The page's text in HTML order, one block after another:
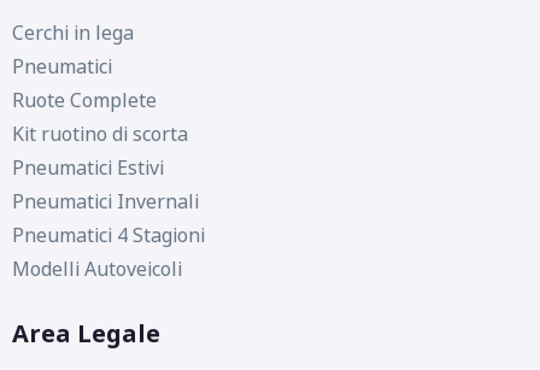
Cerchi in lega
Pneumatici
Ruote Complete
Kit ruotino di scorta
Pneumatici Estivi
Pneumatici Invernali
Pneumatici 4 Stagioni
Modelli Autoveicoli
Area Legale